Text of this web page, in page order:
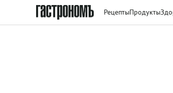
РецептыПродукты